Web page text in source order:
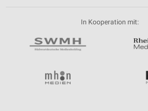
In Kooperation mit: